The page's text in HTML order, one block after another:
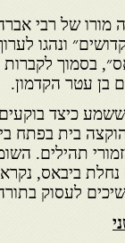
מורו של רבי
ונהגו
בסמוך
בן עטר הקדמון.
כיצד
בית בפתח
תהילים.
ביבאס,
לעסוק